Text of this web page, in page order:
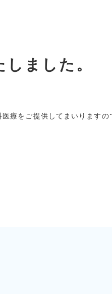
ました。
療をご提供してまいりますの